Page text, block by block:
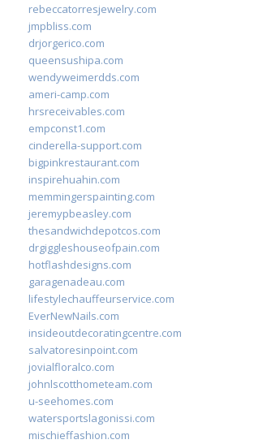
rebeccatorresjewelry.com
jmpbliss.com
drjorgerico.com
queensushipa.com
wendyweimerdds.com
ameri-camp.com
hrsreceivables.com
empconst1.com
cinderella-support.com
bigpinkrestaurant.com
inspirehuahin.com
memmingerspainting.com
jeremypbeasley.com
thesandwichdepotcos.com
drgiggleshouseofpain.com
hotflashdesigns.com
garagenadeau.com
lifestylechauffeurservice.com
EverNewNails.com
insideoutdecoratingcentre.com
salvatoresinpoint.com
jovialfloralco.com
johnlscotthometeam.com
u-seehomes.com
watersportslagonissi.com
mischieffashion.com